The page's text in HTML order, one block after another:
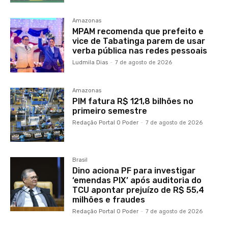
Amazonas
MPAM recomenda que prefeito e
vice de Tabatinga parem de usar
verba pública nas redes pessoais
Ludmila Dias - 7 de agosto de 2026
Amazonas
PIM fatura R$ 121,8 bilhões no
primeiro semestre
Redação Portal O Poder - 7 de agosto de 2026
Brasil
Dino aciona PF para investigar
‘emendas PIX’ após auditoria do
TCU apontar prejuízo de R$ 55,4
milhões e fraudes
Redação Portal O Poder - 7 de agosto de 2026